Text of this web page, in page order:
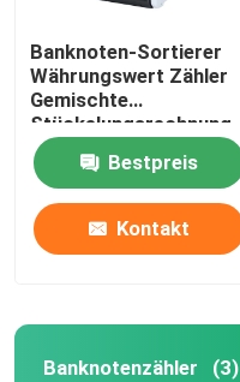
Banknoten-Sortierer
Währungswert Zähler
Gemischte
Stückelungsrechnung
Zählmaschine
Bestpreis
Kontakt
Banknotenzähler (3)